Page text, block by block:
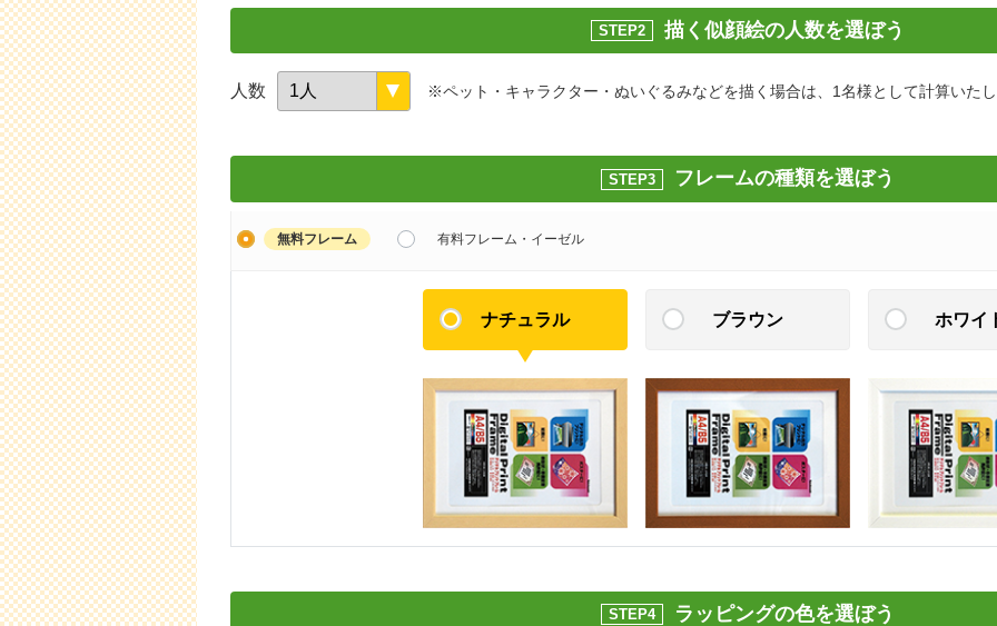
STEP2 描く似顔絵の人数を選ぼう
人数 ※ペット・キャラクター・ぬいぐるみなどを描く場合は、1名様として計算いた
STEP3 フレームの種類を選ぼう
無料フレーム 有料フレーム・イーゼル
ナチュラル ブラウン ホワイ
STEP4 ラッピングの色を選ぼう